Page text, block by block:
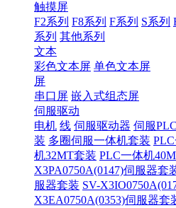
触摸屏
F2系列 F8系列 F系列 S系列
系列 其他系列
文本
彩色文本屏 单色文本屏
屏
串口屏 嵌入式组态屏
伺服驱动
电机 线 伺服驱动器 伺服
装 多圈伺服一体机套装
机32MT套装 PLC一体机
X3PA0750A(0147)伺服器套
服器套装 SV-
X3EA0750A(0353)伺服器套